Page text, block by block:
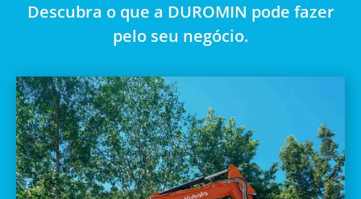
Descubra o que a DUROMIN pode fazer
pelo seu negócio.